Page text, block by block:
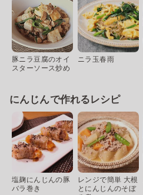
豚ニラ豆腐のオイ
スターソース炒め
ニラ玉春雨
にんじんで作れるレシピ
塩麹にんじんの豚
バラ巻き
レンジで簡単 大根
とにんじんのそぼ